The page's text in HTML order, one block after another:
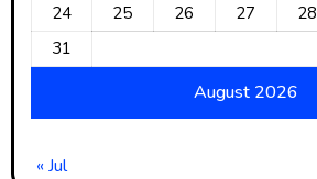
August 2026
24
25 26 27 28
31
« Jul